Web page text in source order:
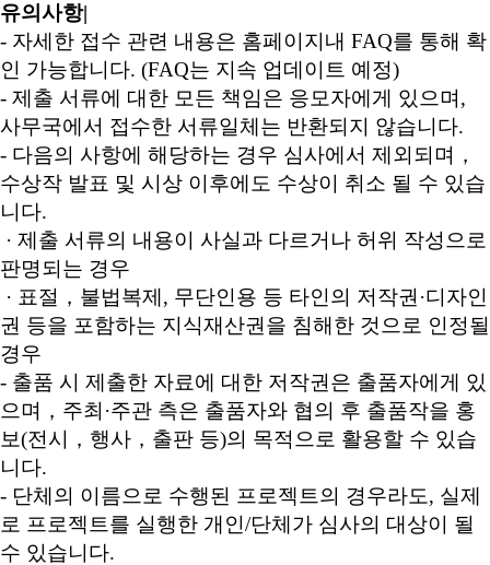
유의사항|
- 자세한 접수 관련 내용은 홈페이지내 FAQ를 통해 확
인 가능합니다. (FAQ는 지속 업데이트 예정)
- 제출 서류에 대한 모든 책임은 응모자에게 있으며,
사무국에서 접수한 서류일체는 반환되지 않습니다.
- 다음의 사항에 해당하는 경우 심사에서 제외되며，
수상작 발표 및 시상 이후에도 수상이 취소 될 수 있습
니다.
· 제출 서류의 내용이 사실과 다르거나 허위 작성으로
판명되는 경우
· 표절，불법복제, 무단인용 등 타인의 저작권·디자인
권 등을 포함하는 지식재산권을 침해한 것으로 인정될
경우
- 출품 시 제출한 자료에 대한 저작권은 출품자에게 있
으며，주최·주관 측은 출품자와 협의 후 출품작을 홍
보(전시，행사，출판 등)의 목적으로 활용할 수 있습
니다.
- 단체의 이름으로 수행된 프로젝트의 경우라도, 실제
로 프로젝트를 실행한 개인/단체가 심사의 대상이 될
수 있습니다.